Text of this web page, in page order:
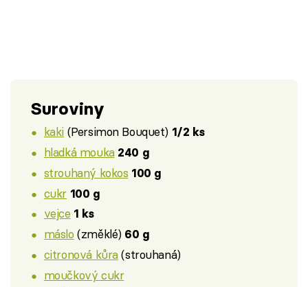
Suroviny
kaki (Persimon Bouquet) 1/2 ks
hladká mouka 240 g
strouhaný kokos 100 g
cukr 100 g
vejce 1 ks
máslo (změklé) 60 g
citronová kůra(strouhaná)
moučkový cukr